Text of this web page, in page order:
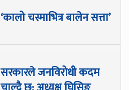
‘कालो चस्माभित्र बालेन सत्ता’
सरकारले जनविरोधी कदम